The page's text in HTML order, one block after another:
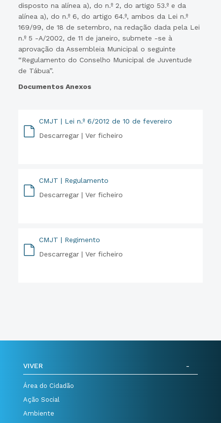
disposto na alínea a), do n.º 2, do artigo 53.º e da
alínea a), do n.º 6, do artigo 64.º, ambos da Lei n.º
169/99, de 18 de setembro, na redação dada pela Lei
n.º 5 -A/2002, de 11 de janeiro, submete -se à
aprovação da Assembleia Municipal o seguinte
“Regulamento do Conselho Municipal de Juventude
de Tábua”.
Documentos Anexos
CMJT | Lei n.º 6/2012 de 10 de fevereiro
Descarregar |Ver ficheiro
CMJT | Regulamento
Descarregar |Ver ficheiro
CMJT | Regimento
Descarregar |Ver ficheiro
VIVER
Área do Cidadão
Ação Social
Ambiente